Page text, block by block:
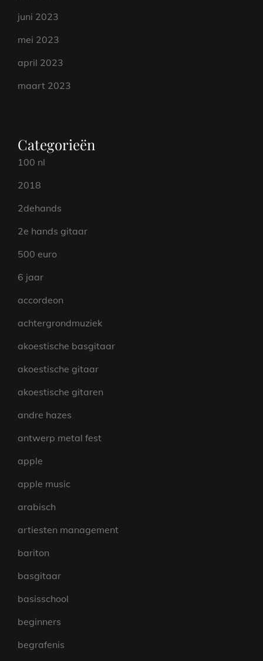
juni 2023
mei 2023
april 2023
maart 2023
Categorieën
100 nl
2018
2dehands
2e hands gitaar
500 euro
6 jaar
accordeon
achtergrondmuziek
akoestische basgitaar
akoestische gitaar
akoestische gitaren
andre hazes
antwerp metal fest
apple
apple music
arabisch
artiesten management
bariton
basgitaar
basisschool
beginners
begrafenis